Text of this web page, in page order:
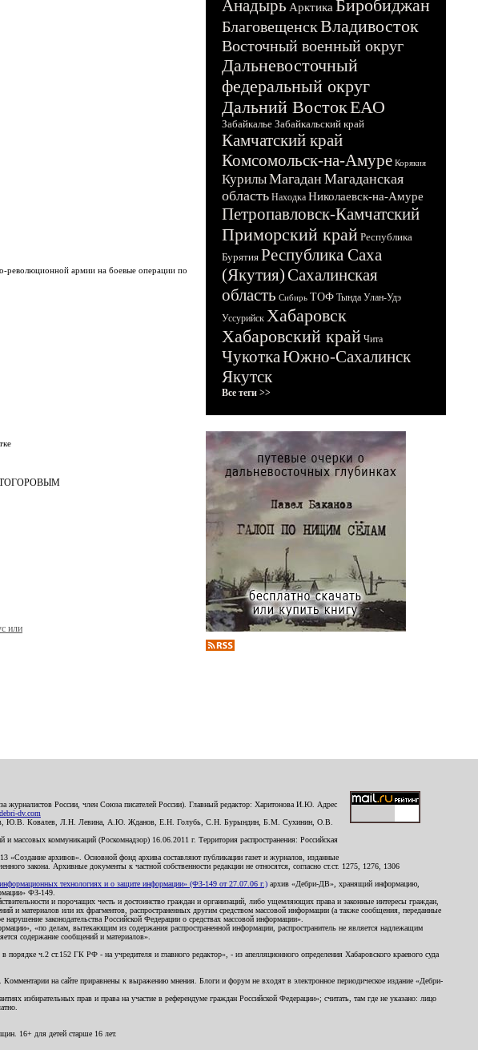
революционной армии на боевые операции по
или
Анадырь Арктика Биробиджан
БлаговещенскВладивосток
Восточный военный округ
Дальневосточный
федеральный округ
Дальний ВостокЕАО
Забайкалье Забайкальский край
Камчатский край
Комсомольск-на-Амуре Корякия
КурилыМагадан Магаданская
область Находка Николаевск-на-Амуре
Петропавловск-Камчатский
Приморский край Республика
Бурятия Республика Саха
(Якутия)Сахалинская
область Сибирь ТОФ Тында Улан-Удэ
Уссурийск Хабаровск
Хабаровский край Чита
ЧукоткаЮжно-Сахалинск
Якутск
Все теги >>
журналистов России, член Союза писателей России). Главный редактор: Харитонова И.Ю. Адрес
dv.com
Ю.В. Ковалев, Л.Н. Левина, А.Ю. Жданов, Е.Н. Голубь, С.Н. Бурындин, Б.М. Сухинин, О.В.
массовых коммуникаций (Роскомнадзор) 16.06.2011 г. Территория распространения: Российская
13 «Создание архивов». Основной фонд архива составляют публикации газет и журналов, изданные
закона. Архивные документы к частной собственности редакции не относятся, согласно ст.ст. 1275, 1276, 1306
технологиях и о защите информации» (ФЗ-149 от 27.07.06 г.) архив «Дебри-ДВ», хранящий информацию,
ФЗ-149.
и порочащих честь и достоинство граждан и организаций, либо ущемляющих права и законные интересы граждан,
и материалов или их фрагментов, распространенных другим средством массовой информации (а также сообщения, переданные
законодательства Российской Федерации о средствах массовой информации».
«по делам, вытекающим из содержания распространенной информации, распространитель не является надлежащим
содержание сообщений и материалов».
ч.2 ст.152 ГК РФ - на учредителя и главного редактор», - из апелляционного определения Хабаровского краевого суда
на сайте приравнены к выражению мнения. Блоги и форум не входят в электронное периодическое издание «Дебри-
избирательных прав и права на участие в референдуме граждан Российской Федерации»; считать, там где не указано: лицо
16+ для детей старше 16 лет.